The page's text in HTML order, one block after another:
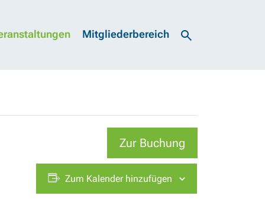
Mitgliederbereich
Zur Buchung
Zum Kalender hinzufügen